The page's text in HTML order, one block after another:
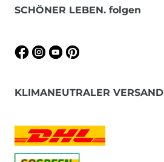
SCHÖNER LEBEN. folgen
KLIMANEUTRALER VERSAND